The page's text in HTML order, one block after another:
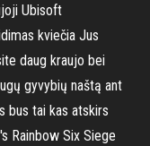
Ubisoft
kviečia Jus
daug kraujo bei
gyvybių naštą ant
bus tai kas atskirs
Rainbow Six Siege